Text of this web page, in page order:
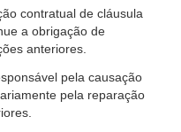
contratual de cláusula
a obrigação de
anteriores.
pela causação
pela reparação